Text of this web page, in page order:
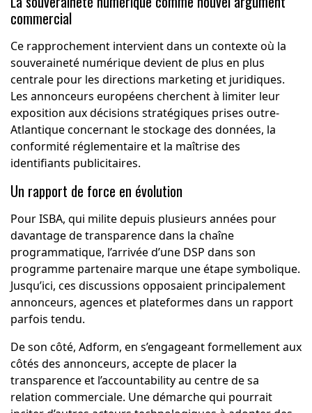
commercial
Ce rapprochement intervient dans un contexte où la
souveraineté numérique devient de plus en plus
centrale pour les directions marketing et juridiques.
Les annonceurs européens cherchent à limiter leur
exposition aux décisions stratégiques prises outre-
Atlantique concernant le stockage des données, la
conformité réglementaire et la maîtrise des
identifiants publicitaires.
Un rapport de force en évolution
Pour ISBA, qui milite depuis plusieurs années pour
davantage de transparence dans la chaîne
programmatique, l’arrivée d’une DSP dans son
programme partenaire marque une étape symbolique.
Jusqu’ici, ces discussions opposaient principalement
annonceurs, agences et plateformes dans un rapport
parfois tendu.
De son côté, Adform, en s’engageant formellement aux
côtés des annonceurs, accepte de placer la
transparence et l’accountability au centre de sa
relation commerciale. Une démarche qui pourrait